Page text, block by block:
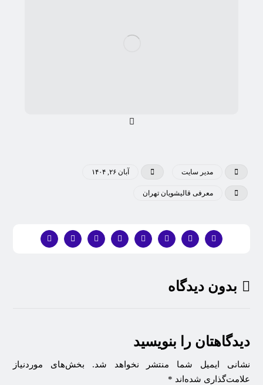
مدیر سایت آبان ۲۶, ۱۴۰۴
معرفی قالیشویان تهران
بدون دیدگاه
دیدگاهتان را بنویسید
نشانی ایمیل شما منتشر نخواهد شد.
بخش‌های موردنیاز
علامت‌گذاری شده‌اند *